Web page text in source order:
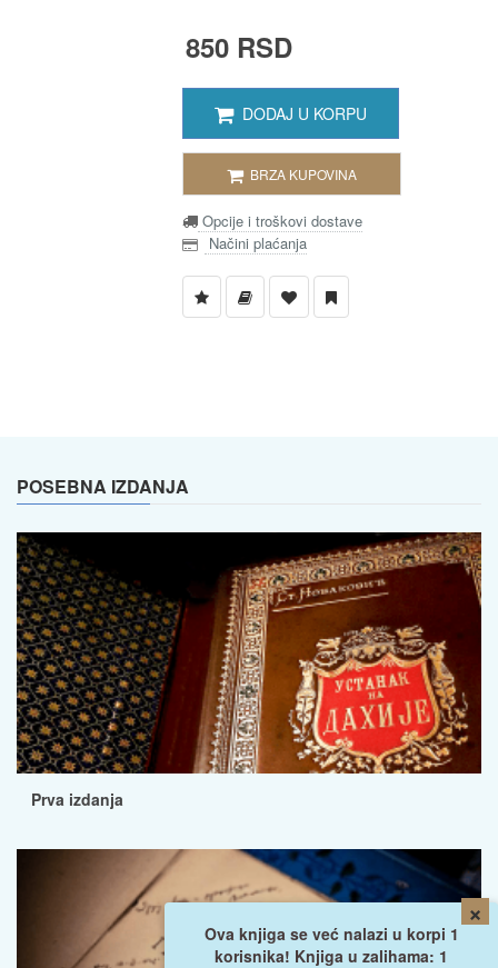
850 RSD
DODAJ U KORPU
BRZA KUPOVINA
Opcije i troškovi dostave
Načini plaćanja
×
Ova knjiga se već nalazi u korpi 1
korisnika! Knjiga u zalihama: 1
POSEBNA IZDANJA
Prva izdanja